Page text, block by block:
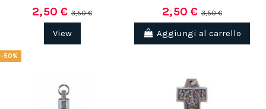
(1 rating)
2,50 €3,50 €
View
2,50 €3,50 €
Aggiungi al carrello
-50%